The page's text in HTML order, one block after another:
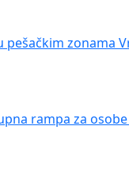
zonama
rampa za